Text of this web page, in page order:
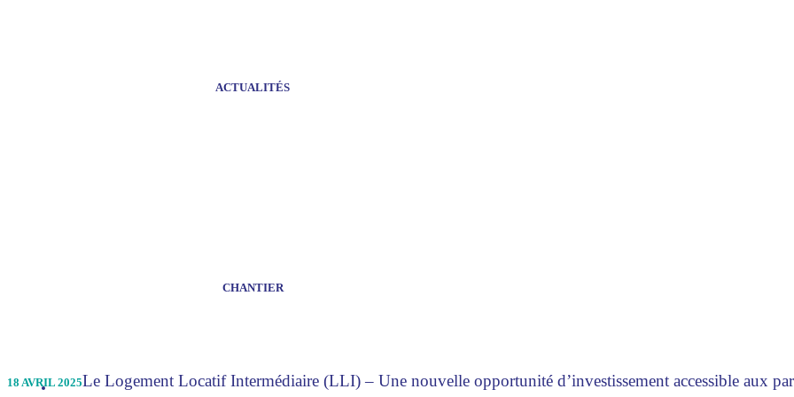
ACTUALITÉS
CHANTIER
18 AVRIL 2025Le Logement Locatif Intermédiaire (LLI) – Une nouvelle opportunité d’investissement accessible aux